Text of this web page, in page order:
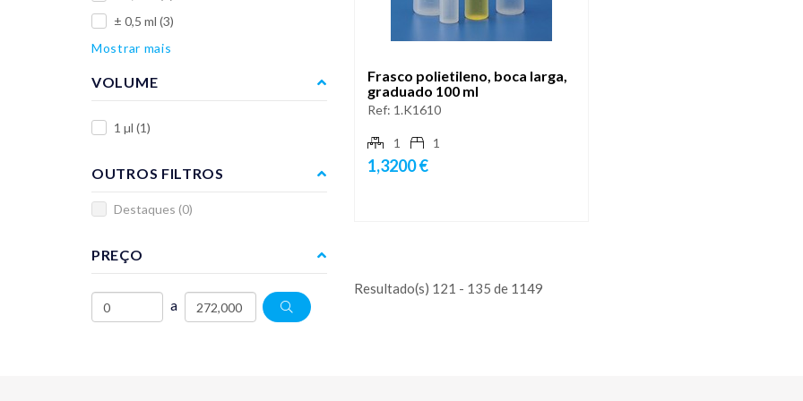
Frasco polietileno, boca larga,
graduado 100 ml
Ref: 1.K1610
1 1
1,3200 €
Resultado(s) 121 - 135 de 1149
± 0,5 ml (3)
Mostrar mais
VOLUME
1 µl (1)
OUTROS FILTROS
Destaques (0)
PREÇO
a